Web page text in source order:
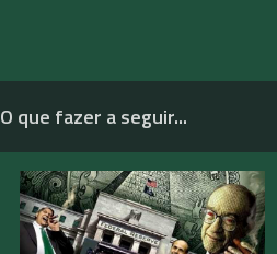
O que fazer a seguir...